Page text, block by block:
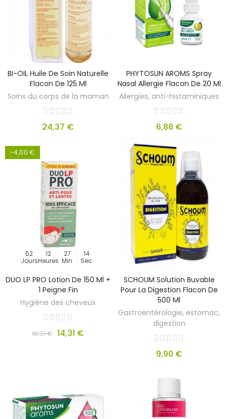
BI-OIL Huile De Soin Naturelle
Flacon De 125 Ml
Soins du corps de la maman
24,37 €
PHYTOSUN AROMS Spray
Nasal Allergie Flacon De 20 Ml
Allergies, anti-histaminiques
6,88 €
-4,00 €
52
Jours
12
Heures
27
Min
14
Sec
DUO LP PRO Lotion De 150 Ml +
1 Peigne Fin
Hygiène des cheveux
18,31 € 14,31 €
SCHOUM Solution Buvable
Pour La Digestion Flacon De
500 Ml
Gastroentérologie, estomac,
digestion
9,90 €